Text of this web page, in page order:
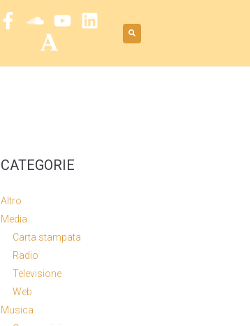
CATEGORIE
Altro
Media
Carta stampata
Radio
Televisione
Web
Musica